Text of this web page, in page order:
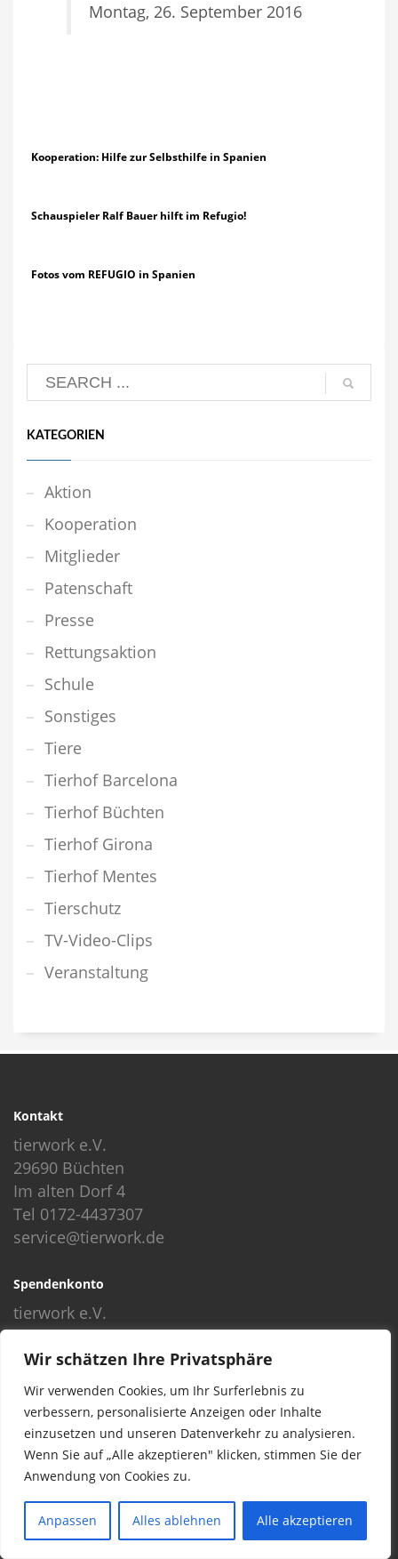
Wir schätzen Ihre Privatsphäre
Wir verwenden Cookies, um Ihr Surferlebnis zu
verbessern, personalisierte Anzeigen oder Inhalte
einzusetzen und unseren Datenverkehr zu analysieren.
Wenn Sie auf „Alle akzeptieren" klicken, stimmen Sie der
Anwendung von Cookies zu.
Anpassen Alles ablehnen Alle akzeptieren
Montag, 26. September 2016
Kooperation: Hilfe zur Selbsthilfe in Spanien
Schauspieler Ralf Bauer hilft im Refugio!
Fotos vom REFUGIO in Spanien
KATEGORIEN
Aktion
Kooperation
Mitglieder
Patenschaft
Presse
Rettungsaktion
Schule
Sonstiges
Tiere
Tierhof Barcelona
Tierhof Büchten
Tierhof Girona
Tierhof Mentes
Tierschutz
TV-Video-Clips
Veranstaltung
Kontakt
tierwork e.V.
29690 Büchten
Im alten Dorf 4
Tel 0172-4437307
service@tierwork.de
Spendenkonto
tierwork e.V.
Volksbank
BLZ: 24060300
Konto: 4902218000
IBAN: DE68240603004902218000
BIC: GENODEF1NBU
© 2016 Copyright by tierwork. All rights reserved.